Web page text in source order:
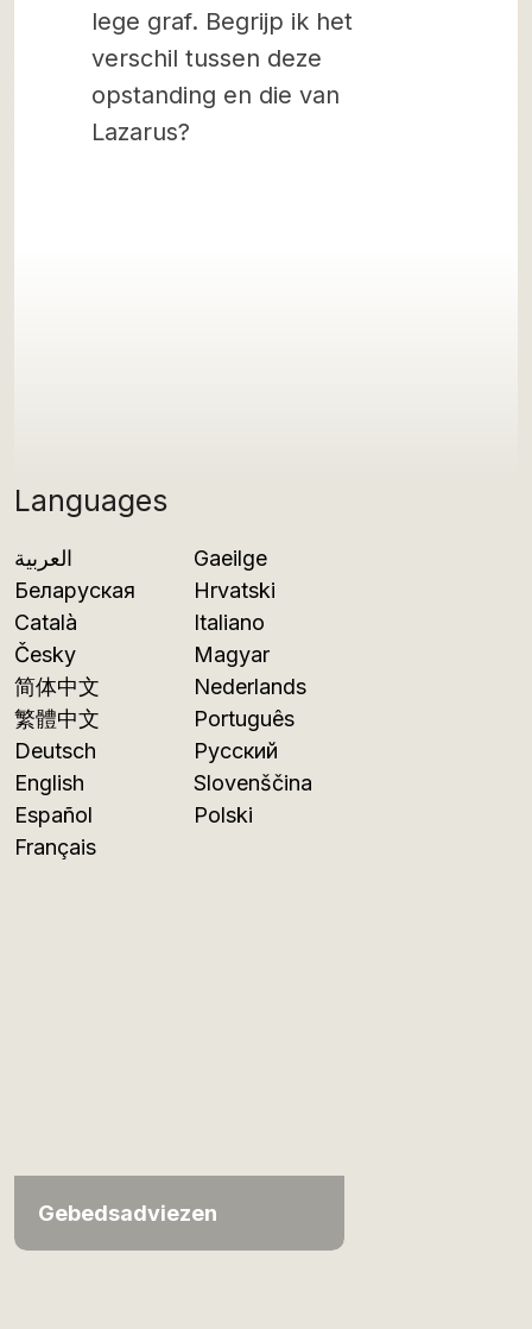
Languages
العربية
Беларуская
Català
Česky
简体中文
繁體中文
Deutsch
English
Español
Français
Gaeilge
Hrvatski
Italiano
Magyar
Nederlands
Português
Русский
Slovenščina
Polski
Gebedsadviezen
lege graf. Begrijp ik het
verschil tussen deze
opstanding en die van
Lazarus?